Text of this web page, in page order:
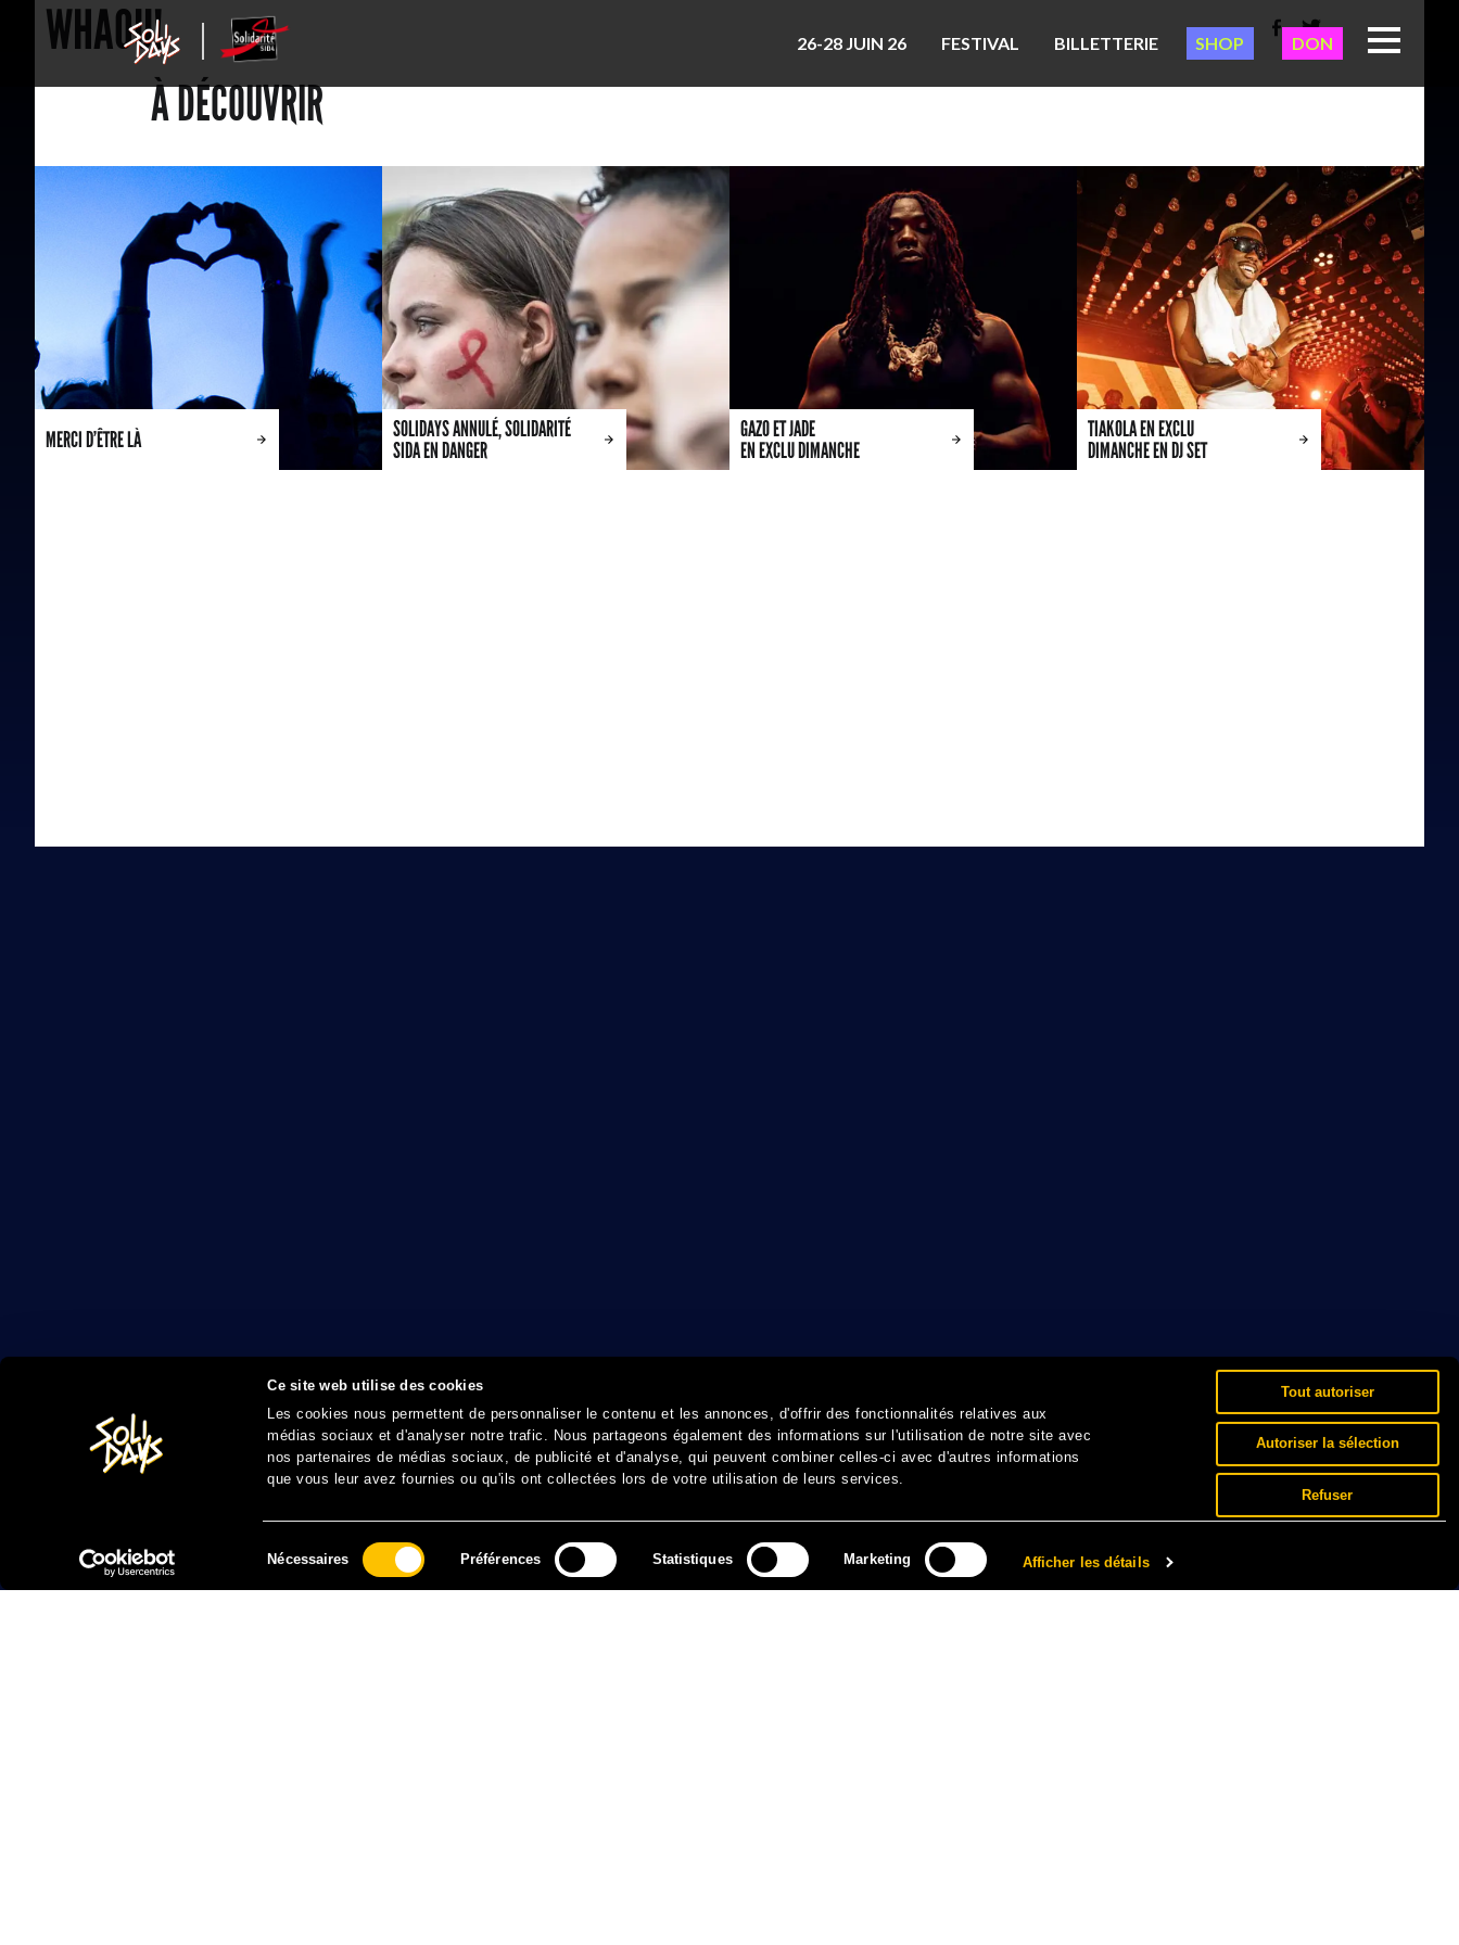
Ce site web utilise des cookies
Les cookies nous permettent de personnaliser le contenu et les annonces, d'offrir des fonctionnalités relatives aux
médias sociaux et d'analyser notre trafic. Nous partageons également des informations sur l'utilisation de notre site avec
nos partenaires de médias sociaux, de publicité et d'analyse, qui peuvent combiner celles-ci avec d'autres informations
que vous leur avez fournies ou qu'ils ont collectées lors de votre utilisation de leurs services.
Nécessaires Préférences Statistiques Marketing Afficher les détails
Tout autoriser
Autoriser la sélection
Refuser
26-28 JUIN 26 FESTIVAL BILLETTERIE SHOP DON
WHAOU!
À DÉCOUVRIR
MERCI D’ÊTRE LÀ
SOLIDAYS ANNULÉ, SOLIDARITÉ
SIDA EN DANGER
GAZO ET JADE
EN EXCLU DIMANCHE
TIAKOLA EN EXCLU
DIMANCHE EN DJ SET